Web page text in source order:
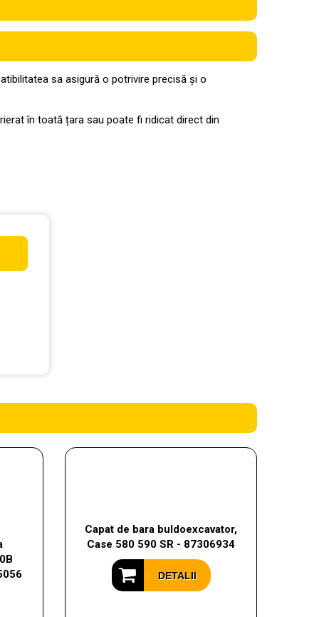
sa asigură o potrivire precisă și o
în toată țara sau poate fi ridicat direct din
Capat de bara buldoexcavator,
Case 580 590 SR - 87306934
DETALII